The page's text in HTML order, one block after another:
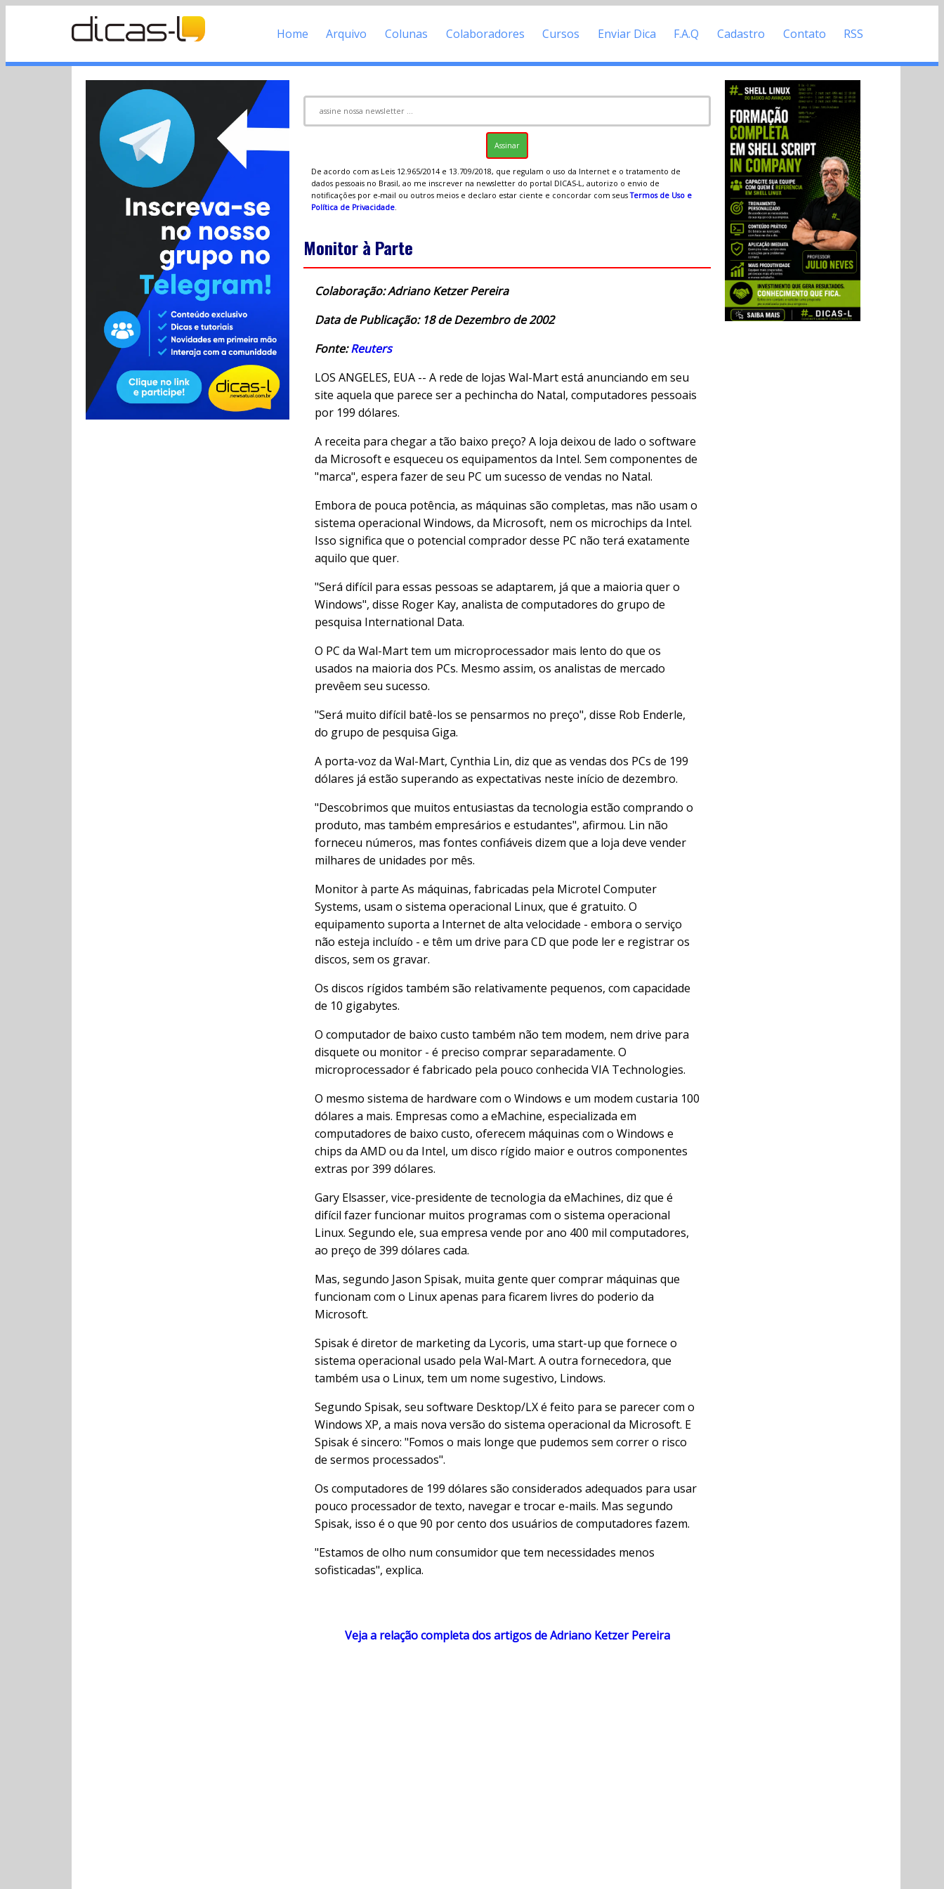
Home Arquivo Colunas Colaboradores Cursos Enviar Dica F.A.Q Cadastro Contato RSS
De acordo com as Leis 12.965/2014 e 13.709/2018, que regulam o uso da Internet e o tratamento de
dados pessoais no Brasil, ao me inscrever na newsletter do portal DICAS-L, autorizo o envio de
notificações por e-mail ou outros meios e declaro estar ciente e concordar com seusTermos de Uso e
Política de Privacidade.
Monitor à Parte
Colaboração: Adriano Ketzer Pereira
Data de Publicação: 18 de Dezembro de 2002
Fonte:Reuters
LOS ANGELES, EUA -- A rede de lojas Wal-Mart está anunciando em seu
site aquela que parece ser a pechincha do Natal, computadores pessoais
por 199 dólares.
A receita para chegar a tão baixo preço? A loja deixou de lado o software
da Microsoft e esqueceu os equipamentos da Intel. Sem componentes de
"marca", espera fazer de seu PC um sucesso de vendas no Natal.
Embora de pouca potência, as máquinas são completas, mas não usam o
sistema operacional Windows, da Microsoft, nem os microchips da Intel.
Isso significa que o potencial comprador desse PC não terá exatamente
aquilo que quer.
"Será difícil para essas pessoas se adaptarem, já que a maioria quer o
Windows", disse Roger Kay, analista de computadores do grupo de
pesquisa International Data.
O PC da Wal-Mart tem um microprocessador mais lento do que os
usados na maioria dos PCs. Mesmo assim, os analistas de mercado
prevêem seu sucesso.
"Será muito difícil batê-los se pensarmos no preço", disse Rob Enderle,
do grupo de pesquisa Giga.
A porta-voz da Wal-Mart, Cynthia Lin, diz que as vendas dos PCs de 199
dólares já estão superando as expectativas neste início de dezembro.
"Descobrimos que muitos entusiastas da tecnologia estão comprando o
produto, mas também empresários e estudantes", afirmou. Lin não
forneceu números, mas fontes confiáveis dizem que a loja deve vender
milhares de unidades por mês.
Monitor à parte As máquinas, fabricadas pela Microtel Computer
Systems, usam o sistema operacional Linux, que é gratuito. O
equipamento suporta a Internet de alta velocidade - embora o serviço
não esteja incluído - e têm um drive para CD que pode ler e registrar os
discos, sem os gravar.
Os discos rígidos também são relativamente pequenos, com capacidade
de 10 gigabytes.
O computador de baixo custo também não tem modem, nem drive para
disquete ou monitor - é preciso comprar separadamente. O
microprocessador é fabricado pela pouco conhecida VIA Technologies.
O mesmo sistema de hardware com o Windows e um modem custaria 100
dólares a mais. Empresas como a eMachine, especializada em
computadores de baixo custo, oferecem máquinas com o Windows e
chips da AMD ou da Intel, um disco rígido maior e outros componentes
extras por 399 dólares.
Gary Elsasser, vice-presidente de tecnologia da eMachines, diz que é
difícil fazer funcionar muitos programas com o sistema operacional
Linux. Segundo ele, sua empresa vende por ano 400 mil computadores,
ao preço de 399 dólares cada.
Mas, segundo Jason Spisak, muita gente quer comprar máquinas que
funcionam com o Linux apenas para ficarem livres do poderio da
Microsoft.
Spisak é diretor de marketing da Lycoris, uma start-up que fornece o
sistema operacional usado pela Wal-Mart. A outra fornecedora, que
também usa o Linux, tem um nome sugestivo, Lindows.
Segundo Spisak, seu software Desktop/LX é feito para se parecer com o
Windows XP, a mais nova versão do sistema operacional da Microsoft. E
Spisak é sincero: "Fomos o mais longe que pudemos sem correr o risco
de sermos processados".
Os computadores de 199 dólares são considerados adequados para usar
pouco processador de texto, navegar e trocar e-mails. Mas segundo
Spisak, isso é o que 90 por cento dos usuários de computadores fazem.
"Estamos de olho num consumidor que tem necessidades menos
sofisticadas", explica.
Veja a relação completa dos artigos de Adriano Ketzer Pereira